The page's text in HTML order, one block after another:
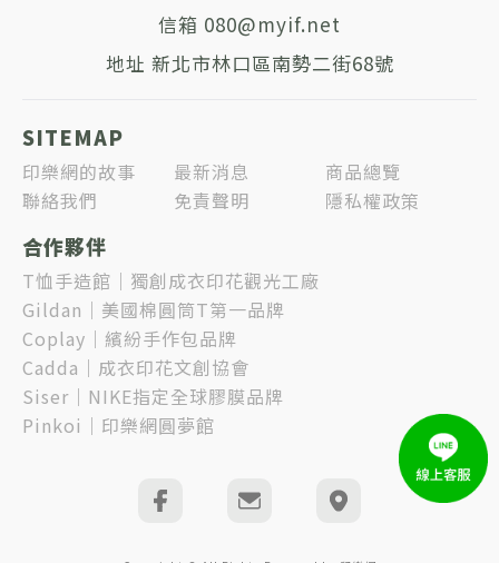
080@myif.net
新北市林口區南勢二街68號
SITEMAP
印樂網的故事 最新消息
商品總覽
聯絡我們
免責聲明 隱私權政策
合作夥伴
T恤手造館｜獨創成衣印花觀光工廠
Gildan｜美國棉圓筒T第一品牌
Coplay｜繽紛手作包品牌
Cadda｜成衣印花文創協會
Siser｜NIKE指定全球膠膜品牌
Pinkoi｜印樂網圓夢館